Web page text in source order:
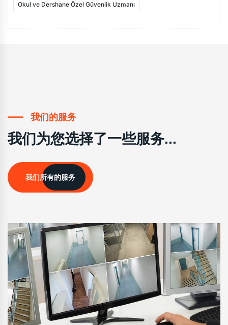
Okul ve Dershane Özel Güvenlik Uzmanı
我们的服务
我们为您选择了一些服务...
我们所有的服务